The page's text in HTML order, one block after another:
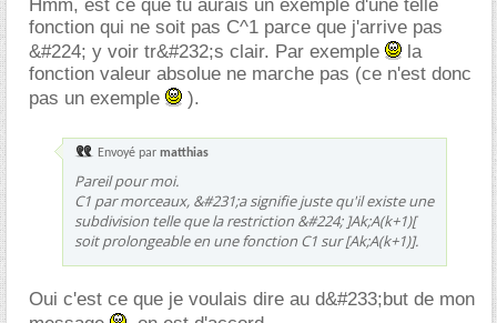
Hmm, est ce que tu aurais un exemple d'une telle
fonction qui ne soit pas C^1 parce que j'arrive pas
&#224; y voir tr&#232;s clair. Par exemple
la
fonction valeur absolue ne marche pas (ce n'est donc
pas un exemple
).
Envoyé par matthias
Pareil pour moi.
C1 par morceaux, &#231;a signifie juste qu'il existe une
subdivision telle que la restriction &#224; ]Ak;A(k+1)[
soit prolongeable en une fonction C1 sur [Ak;A(k+1)].
Oui c'est ce que je voulais dire au d&#233;but de mon